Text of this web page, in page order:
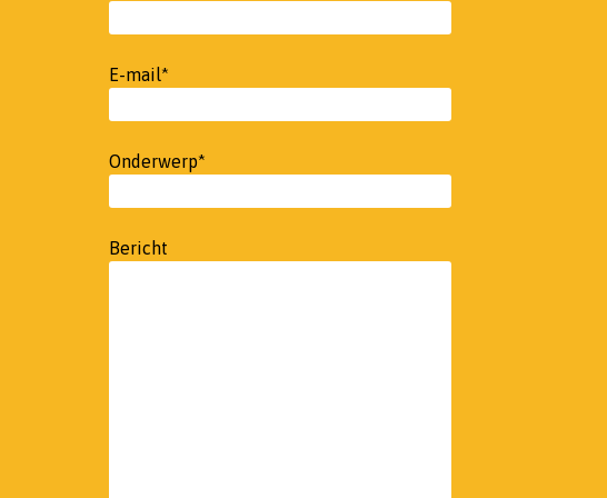
E-mail*
Onderwerp*
Bericht